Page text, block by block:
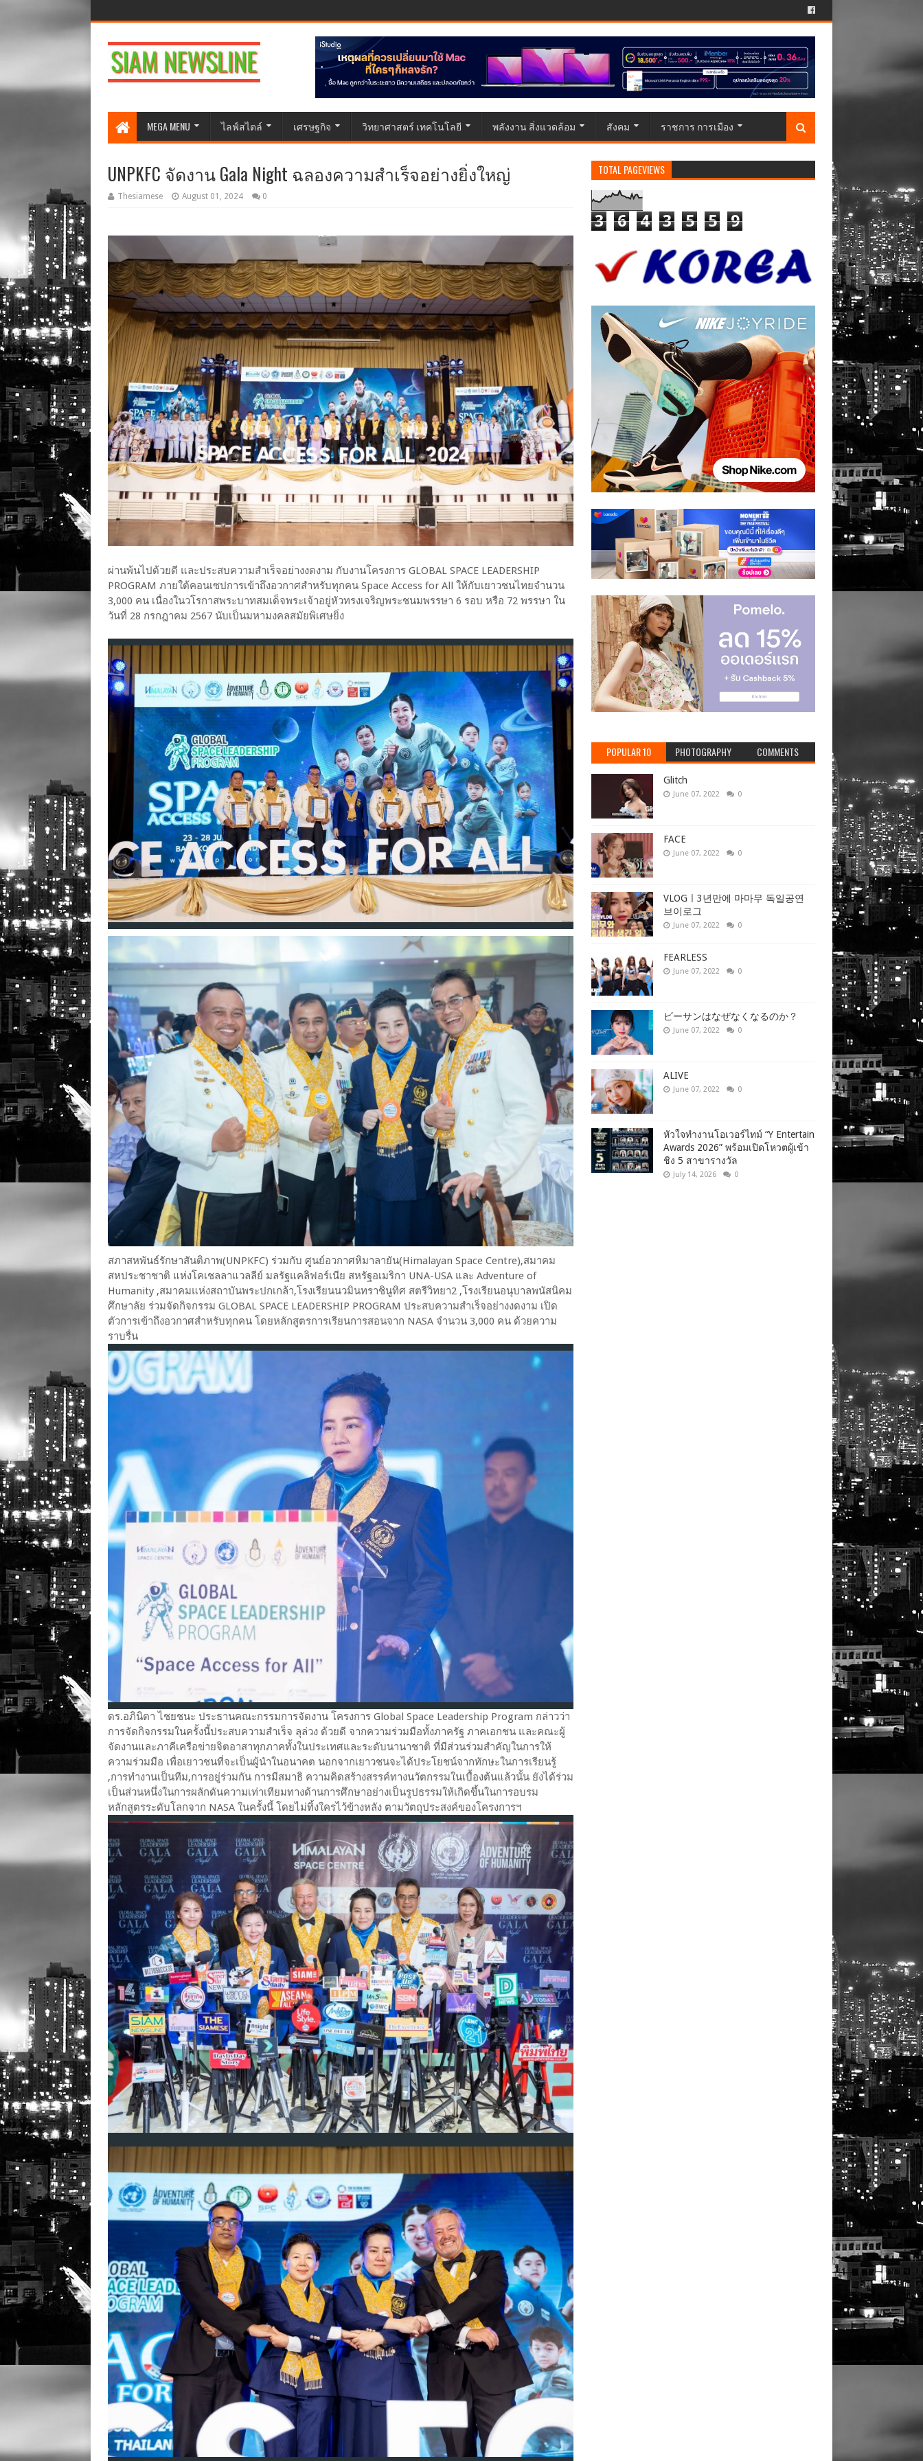
MEGA MENU ไลฟ์สไตล์ เศรษฐกิจ วิทยาศาสตร์ เทคโนโลยี พลังงาน สิ่งแวดล้อม สังคม ราชการ การเมือง
UNPKFC จัดงาน Gala Night ฉลองความสำเร็จอย่างยิ่งใหญ่
Thesiamese August 01, 2024 0
ผ่านพ้นไปด้วยดี และประสบความสำเร็จอย่างงดงาม กับงานโครงการ GLOBAL SPACE LEADERSHIP
PROGRAM ภายใต้คอนเซปการเข้าถึงอวกาศสำหรับทุกคน Space Access for All ให้กับเยาวชนไทยจำนวน
3,000 คน เนื่องในวโรกาสพระบาทสมเด็จพระเจ้าอยู่หัวทรงเจริญพระชนมพรรษา 6 รอบ หรือ 72 พรรษา ใน
วันที่ 28 กรกฎาคม 2567 นับเป็นมหามงคลสมัยพิเศษยิ่ง
สภาสหพันธ์รักษาสันติภาพ(UNPKFC) ร่วมกับ ศูนย์อวกาศหิมาลายัน(Himalayan Space Centre),สมาคม
สหประชาชาติ แห่งโคเชลลาแวลลีย์ มลรัฐแคลิฟอร์เนีย สหรัฐอเมริกา UNA-USA และ Adventure of
Humanity ,สมาคมแห่งสถาบันพระปกเกล้า,โรงเรียนนวมินทราชินูทิศ สตรีวิทยา2 ,โรงเรียนอนุบาลพนัสนิคม
ศึกษาลัย ร่วมจัดกิจกรรม GLOBAL SPACE LEADERSHIP PROGRAM ประสบความสำเร็จอย่างงดงาม เปิด
ตัวการเข้าถึงอวกาศสำหรับทุกคน โดยหลักสูตรการเรียนการสอนจาก NASA จำนวน 3,000 คน ด้วยความ
ราบรื่น
ดร.อภินิตา ไชยชนะ ประธานคณะกรรมการจัดงาน โครงการ Global Space Leadership Program กล่าวว่า
การจัดกิจกรรมในครั้งนี้ประสบความสำเร็จ ลุล่วง ด้วยดี จากความร่วมมือทั้งภาครัฐ ภาคเอกชน และคณะผู้
จัดงานและภาคีเครือข่ายจิตอาสาทุกภาคทั้งในประเทศและระดับนานาชาติ ที่มีส่วนร่วมสำคัญในการให้
ความร่วมมือ เพื่อเยาวชนที่จะเป็นผู้นำในอนาคต นอกจากเยาวชนจะได้ประโยชน์จากทักษะในการเรียนรู้
,การทำงานเป็นทีม,การอยู่ร่วมกัน การมีสมาธิ ความคิดสร้างสรรค์ทางนวัตกรรมในเบื้องต้นแล้วนั้น ยังได้ร่วม
เป็นส่วนหนึ่งในการผลักดันความเท่าเทียมทางด้านการศึกษาอย่างเป็นรูปธรรมให้เกิดขึ้นในการอบรม
หลักสูตรระดับโลกจาก NASA ในครั้งนี้ โดยไม่ทิ้งใครไว้ข้างหลัง ตามวัตถุประสงค์ของโครงการฯ
TOTAL PAGEVIEWS
3 6 4 3 5 5 9
POPULAR 10 PHOTOGRAPHY COMMENTS
Glitch
June 07, 2022 0
FACE
June 07, 2022 0
VLOGㅣ3년만에 마마무 독일공연
브이로그
June 07, 2022 0
FEARLESS
June 07, 2022 0
ビーサンはなぜなくなるのか？
June 07, 2022 0
ALIVE
June 07, 2022 0
หัวใจทำงานโอเวอร์ไทม์ “Y Entertain
Awards 2026” พร้อมเปิดโหวตผู้เข้า
ชิง 5 สาขารางวัล
July 14, 2026 0